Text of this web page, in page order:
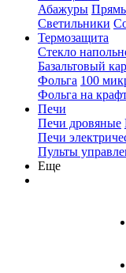
Абажуры
Светильники
Термозащита
Стекло
Базальтовый
Фольга 100
Фольга на
Печи
Печи дровяные
Печи
Пульты
Еще